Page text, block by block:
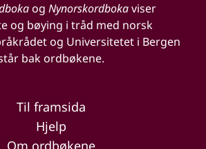
og Nynorskordbokaviser
og bøying i tråd med norsk
og Universitetet i Bergen
bak ordbøkene.
Til framsida
Hjelp
Om ordbøkene